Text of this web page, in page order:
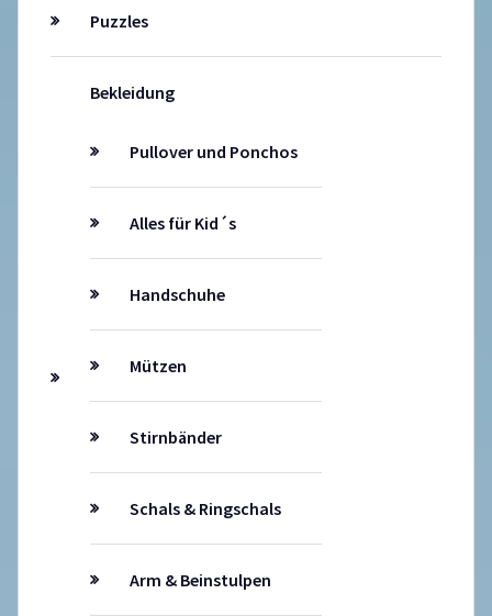
Puzzles
Bekleidung
Pullover und Ponchos
Alles für Kid´s
Handschuhe
Mützen
Stirnbänder
Schals & Ringschals
Arm & Beinstulpen